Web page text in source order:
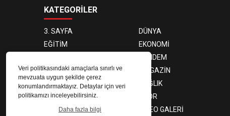
Veri politikasındaki amaçlarla sınırlı ve
mevzuata uygun şekilde çerez
konumlandırmaktayız. Detaylar için veri
politikamızı inceleyebilirsiniz.
Daha fazla bilgi
KATEGORİLER
3. SAYFA
DÜNYA
EĞİTİM
EKONOMİ
GÜNDEM
KÜLTÜR SANAT
MAGAZİN
BELEDİYE
SAĞLIK
SİYASET
SPOR
TEKNOLOJİ
VIDEO GALERİ